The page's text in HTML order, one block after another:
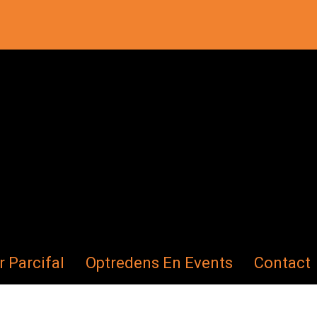
Parcifal Optredens En Events Contact